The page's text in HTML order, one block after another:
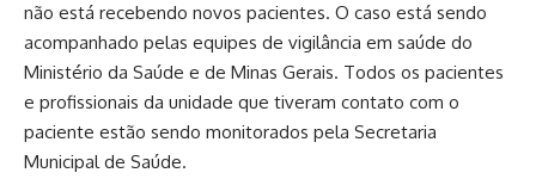
não está recebendo novos pacientes. O caso está sendo
acompanhado pelas equipes de vigilância em saúde do
Ministério da Saúde e de Minas Gerais. Todos os pacientes
e profissionais da unidade que tiveram contato com o
paciente estão sendo monitorados pela Secretaria
Municipal de Saúde.